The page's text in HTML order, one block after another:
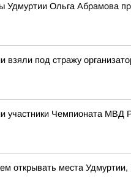
Удмуртии Ольга Абрамова
взяли под стражу
участники Чемпионата МВД
открывать места